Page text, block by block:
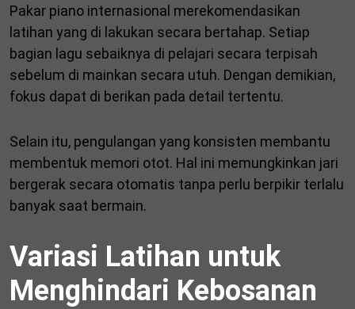
Pakar piano internasional merekomendasikan
latihan yang di lakukan secara bertahap. Setiap
bagian lagu sebaiknya di pelajari secara terpisah
sebelum di mainkan secara utuh. Dengan demikian,
fokus dapat di berikan pada detail tertentu.
Selain itu, pengulangan yang konsisten membantu
membentuk memori otot. Hal ini memungkinkan jari
bergerak secara otomatis tanpa perlu berpikir terlalu
banyak saat bermain.
Variasi Latihan untuk
Menghindari Kebosanan